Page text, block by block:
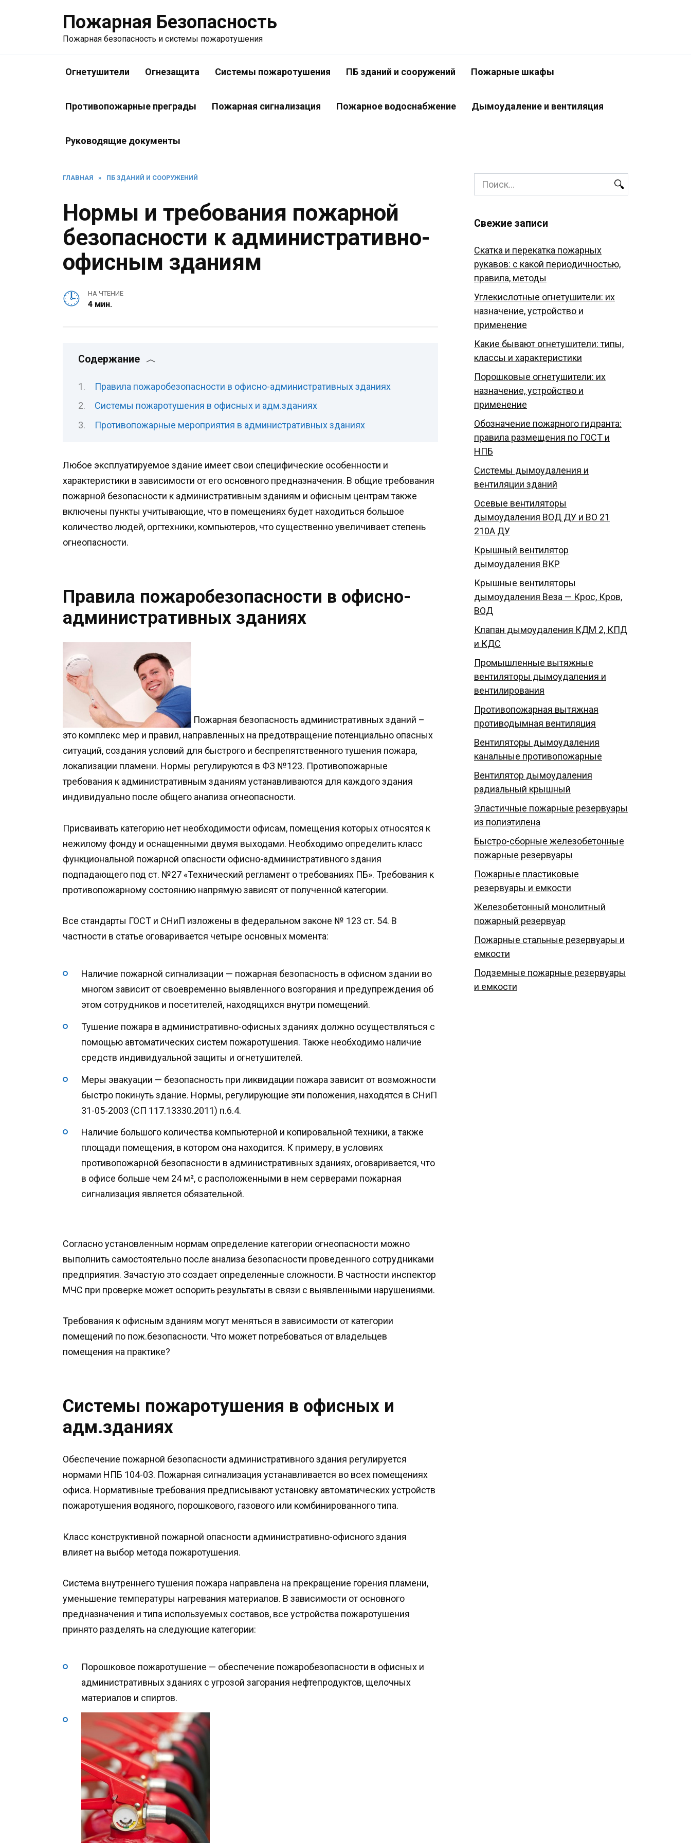
Пожарная Безопасность
Пожарная безопасность и системы пожаротушения
Огнетушители Огнезащита Системы пожаротушения ПБ зданий и сооружений Пожарные шкафы
Противопожарные преграды Пожарная сигнализация Пожарное водоснабжение Дымоудаление и вентиляция
Руководящие документы
ГЛАВНАЯ » ПБ ЗДАНИЙ И СООРУЖЕНИЙ
Нормы и требования пожарной
безопасности к административно-
офисным зданиям
НА ЧТЕНИЕ
4 мин.
Содержание
Правила пожаробезопасности в офисно-административных зданиях
Системы пожаротушения в офисных и адм.зданиях
Противопожарные мероприятия в административных зданиях
Любое эксплуатируемое здание имеет свои специфические особенности и
характеристики в зависимости от его основного предназначения. В общие требования
пожарной безопасности к административным зданиям и офисным центрам также
включены пункты учитывающие, что в помещениях будет находиться большое
количество людей, оргтехники, компьютеров, что существенно увеличивает степень
огнеопасности.
Правила пожаробезопасности в офисно-
административных зданиях
Пожарная безопасность административных зданий –
это комплекс мер и правил, направленных на предотвращение потенциально опасных
ситуаций, создания условий для быстрого и беспрепятственного тушения пожара,
локализации пламени. Нормы регулируются в ФЗ №123. Противопожарные
требования к административным зданиям устанавливаются для каждого здания
индивидуально после общего анализа огнеопасности.
Присваивать категорию нет необходимости офисам, помещения которых относятся к
нежилому фонду и оснащенными двумя выходами. Необходимо определить класс
функциональной пожарной опасности офисно-административного здания
подпадающего под ст. №27 «Технический регламент о требованиях ПБ». Требования к
противопожарному состоянию напрямую зависят от полученной категории.
Все стандарты ГОСТ и СНиП изложены в федеральном законе № 123 ст. 54. В
частности в статье оговаривается четыре основных момента:
Наличие пожарной сигнализации — пожарная безопасность в офисном здании во
многом зависит от своевременно выявленного возгорания и предупреждения об
этом сотрудников и посетителей, находящихся внутри помещений.
Тушение пожара в административно-офисных зданиях должно осуществляться с
помощью автоматических систем пожаротушения. Также необходимо наличие
средств индивидуальной защиты и огнетушителей.
Меры эвакуации — безопасность при ликвидации пожара зависит от возможности
быстро покинуть здание. Нормы, регулирующие эти положения, находятся в СНиП
31-05-2003 (СП 117.13330.2011) п.6.4.
Наличие большого количества компьютерной и копировальной техники, а также
площади помещения, в котором она находится. К примеру, в условиях
противопожарной безопасности в административных зданиях, оговаривается, что
в офисе больше чем 24 м², с расположенными в нем серверами пожарная
сигнализация является обязательной.
Согласно установленным нормам определение категории огнеопасности можно
выполнить самостоятельно после анализа безопасности проведенного сотрудниками
предприятия. Зачастую это создает определенные сложности. В частности инспектор
МЧС при проверке может оспорить результаты в связи с выявленными нарушениями.
Требования к офисным зданиям могут меняться в зависимости от категории
помещений по пож.безопасности. Что может потребоваться от владельцев
помещения на практике?
Системы пожаротушения в офисных и
адм.зданиях
Обеспечение пожарной безопасности административного здания регулируется
нормами НПБ 104-03. Пожарная сигнализация устанавливается во всех помещениях
офиса. Нормативные требования предписывают установку автоматических устройств
пожаротушения водяного, порошкового, газового или комбинированного типа.
Класс конструктивной пожарной опасности административно-офисного здания
влияет на выбор метода пожаротушения.
Система внутреннего тушения пожара направлена на прекращение горения пламени,
уменьшение температуры нагревания материалов. В зависимости от основного
предназначения и типа используемых составов, все устройства пожаротушения
принято разделять на следующие категории:
Порошковое пожаротушение — обеспечение пожаробезопасности в офисных и
административных зданиях с угрозой загорания нефтепродуктов, щелочных
материалов и спиртов.
Search
for:
Свежие записи
Скатка и перекатка пожарных
рукавов: с какой периодичностью,
правила, методы
Углекислотные огнетушители: их
назначение, устройство и
применение
Какие бывают огнетушители: типы,
классы и характеристики
Порошковые огнетушители: их
назначение, устройство и
применение
Обозначение пожарного гидранта:
правила размещения по ГОСТ и
НПБ
Системы дымоудаления и
вентиляции зданий
Осевые вентиляторы
дымоудаления ВОД ДУ и ВО 21
210А ДУ
Крышный вентилятор
дымоудаления ВКР
Крышные вентиляторы
дымоудаления Веза — Крос, Кров,
ВОД
Клапан дымоудаления КДМ 2, КПД
и КДС
Промышленные вытяжные
вентиляторы дымоудаления и
вентилирования
Противопожарная вытяжная
противодымная вентиляция
Вентиляторы дымоудаления
канальные противопожарные
Вентилятор дымоудаления
радиальный крышный
Эластичные пожарные резервуары
из полиэтилена
Быстро-сборные железобетонные
пожарные резервуары
Пожарные пластиковые
резервуары и емкости
Железобетонный монолитный
пожарный резервуар
Пожарные стальные резервуары и
емкости
Подземные пожарные резервуары
и емкости